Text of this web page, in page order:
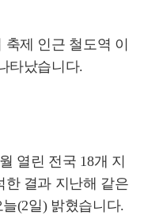
제 인근 철도역 이
타났습니다.
열린 전국 18개 지
한 결과 지난해 같은
(2일) 밝혔습니다.